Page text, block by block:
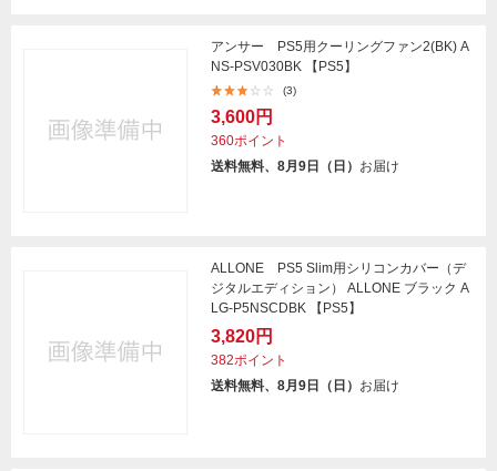
アンサー PS5用クーリングファン2(BK) A
NS-PSV030BK 【PS5】
(3)
3,600円
360ポイント
送料無料、8月9日（日） お届け
ALLONE PS5 Slim用シリコンカバー（デ
ジタルエディション） ALLONE ブラック A
LG-P5NSCDBK 【PS5】
3,820円
382ポイント
送料無料、8月9日（日） お届け